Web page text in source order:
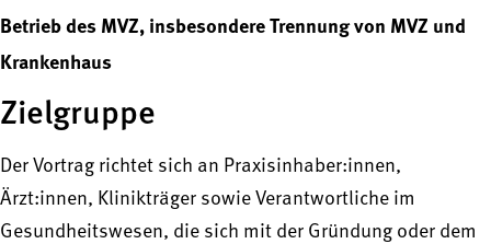
Betrieb des MVZ, insbesondere Trennung von MVZ und
Krankenhaus
Zielgruppe
Der Vortrag richtet sich an Praxisinhaber:innen,
Ärzt:innen, Klinikträger sowie Verantwortliche im
Gesundheitswesen, die sich mit der Gründung oder dem